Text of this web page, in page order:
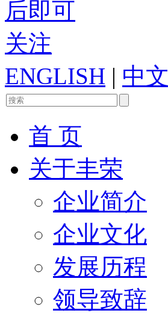
ENGLISH | 中文
首 页
关于丰荣
企业简介
企业文化
发展历程
领导致辞